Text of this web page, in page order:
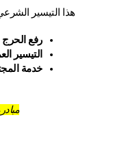
هذا التيسير
رفع الحرج
التيسير
خدمة